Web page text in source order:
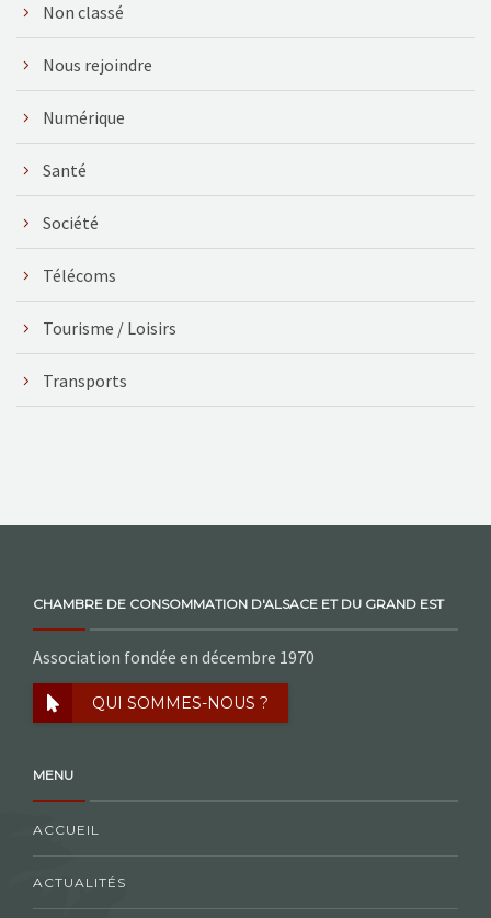
Non classé
Nous rejoindre
Numérique
Santé
Société
Télécoms
Tourisme / Loisirs
Transports
CHAMBRE DE CONSOMMATION D'ALSACE ET DU GRAND EST
Association fondée en décembre 1970
QUI SOMMES-NOUS ?
MENU
ACCUEIL
ACTUALITÉS